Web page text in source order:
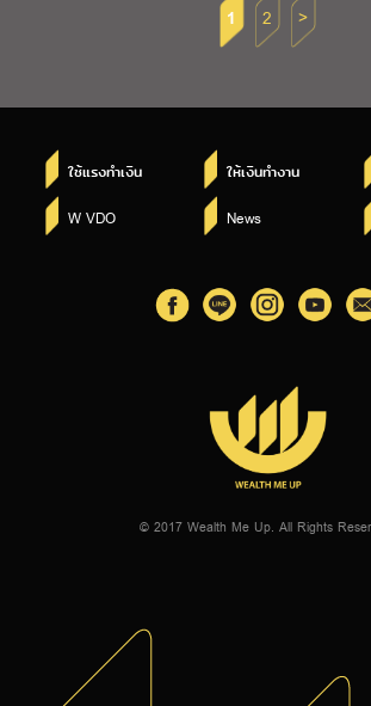
1 2 >
ใช้แรงทำเงิน ให้เงินทำงาน
W VDO News
© 2017 Wealth Me Up. All Rights